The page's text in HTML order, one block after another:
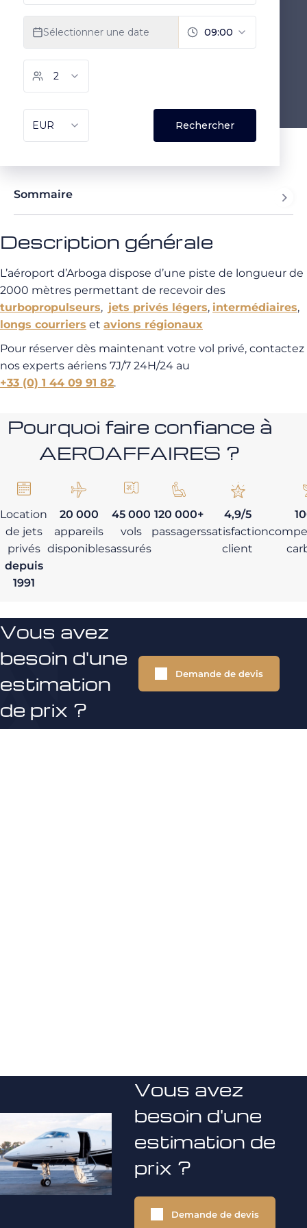
Sommaire
Description générale
L’aéroport d’Arboga dispose d’une piste de longueur de
2000 mètres permettant de recevoir des
turbopropulseurs, jets privés légers, intermédiaires,
longs courriers et avions régionaux
Pour réserver dès maintenant votre vol privé, contactez
nos experts aériens 7J/7 24H/24 au
+33 (0) 1 44 09 91 82.
Pourquoi faire confiance à
AEROAFFAIRES ?
Location
de jets
privés
depuis
1991
20 000
appareils
disponibles
45 000
vols
assurés
120 000+
passagers
4,9/5
satisfaction
client
Vous avez
besoin d'une
estimation
de prix ?
Demande de devis
Vous avez
besoin d'une
estimation de
prix ?
Demande de devis